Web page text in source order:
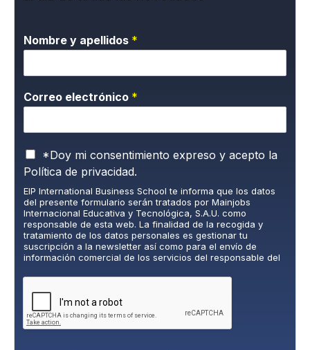
Nombre y apellidos *
Correo electrónico *
P
o
l
í
t
i
c
a
d
e
v
*Doy mi consentimiento expreso y acepto la
Política de privacidad.
EIP International Business School te informa que los datos
del presente formulario serán tratados por Mainjobs
Internacional Educativa y Tecnológica, S.A.U. como
responsable de esta web. La finalidad de la recogida y
tratamiento de los datos personales es gestionar tu
suscripción a la newsletter así como para el envío de
información comercial de los servicios del responsable del
del/a interesado/a. No se cederán datos a terceros, salvo
obligación legal. Podrás ejercer tus derechos de acceso,
rectificación, limitación y supresión de los datos en
cumplimiento@grupomainjobs.com
, así como el derecho a
presentar una reclamación ante la autoridad de control.